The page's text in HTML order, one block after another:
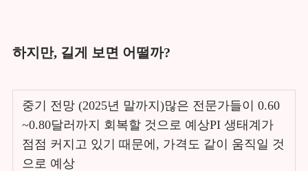
하지만, 길게 보면 어떨까?
중기 전망 (2025년 말까지)많은 전문가들이 0.60
~0.80달러까지 회복할 것으로 예상PI 생태계가
점점 커지고 있기 때문에, 가격도 같이 움직일 것
으로 예상